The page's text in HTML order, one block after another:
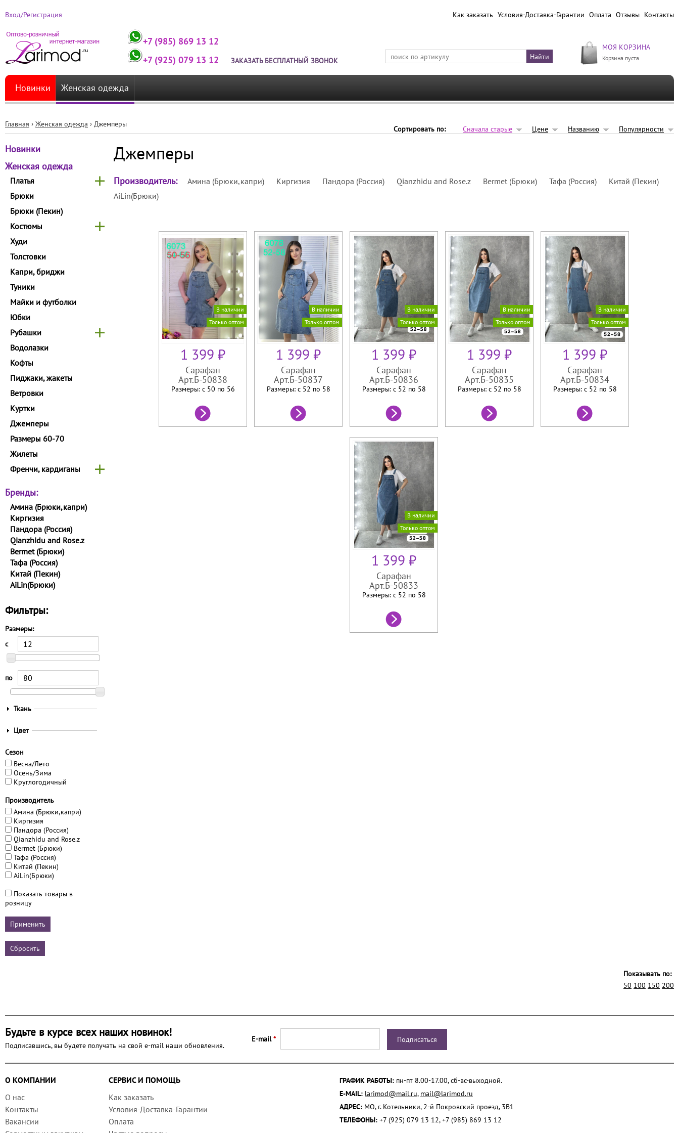
Вход/Регистрация
Как заказать Условия-Доставка-Гарантии Оплата Отзывы Контакты
+7 (985) 869 13 12
+7 (925) 079 13 12
ЗАКАЗАТЬ БЕСПЛАТНЫЙ ЗВОНОК
МОЯ КОРЗИНА
Корзина пуста
Новинки Женская одежда
здесь
Главная › Женская одежда › Джемперы
Новинки
Женская одежда
Платья
Брюки
Брюки (Пекин)
Костюмы
Худи
Толстовки
Капри, бриджи
Туники
Майки и футболки
Юбки
Рубашки
Водолазки
Кофты
Пиджаки, жакеты
Ветровки
Куртки
Джемперы
Размеры 60-70
Жилеты
Френчи, кардиганы
Бренды:
Амина (Брюки,капри)
Киргизия
Пандора (Россия)
Qianzhidu and Rose.z
Bermet (Брюки)
Тафа (Россия)
Китай (Пекин)
AiLin(Брюки)
Фильтры:
Размеры:
с
по
П
к
а
т
ь
Ткань
П
к
з
а
т
Цвет
Сезон
Весна/Лето
Осень/Зима
Круглогодичный
Производитель
Амина (Брюки,капри)
Киргизия
Пандора (Россия)
Qianzhidu and Rose.z
Bermet (Брюки)
Тафа (Россия)
Китай (Пекин)
AiLin(Брюки)
Показать товары в
розницу
Сортировать по: Сначала старые Цене Названию Популярности
Показывать по:
50 100 150 200
Джемперы
Производитель: Амина (Брюки,капри) Киргизия Пандора (Россия) Qianzhidu and Rose.z Bermet (Брюки) Тафа (Россия)
Китай (Пекин)
AiLin(Брюки)
В наличии
Только оптом
1 399 ₽
Сарафан
Арт.Б-50838
Размеры: с 50 по 56
В наличии
Только оптом
1 399 ₽
Сарафан
Арт.Б-50837
Размеры: с 52 по 58
В наличии
Только оптом
1 399 ₽
Сарафан
Арт.Б-50836
Размеры: с 52 по 58
В наличии
Только оптом
1 399 ₽
Сарафан
Арт.Б-50835
Размеры: с 52 по 58
В наличии
Только оптом
1 399 ₽
Сарафан
Арт.Б-50834
Размеры: с 52 по 58
В наличии
Только оптом
1 399 ₽
Сарафан
Арт.Б-50833
Размеры: с 52 по 58
Будьте в курсе всех наших новинок!
Подписавшись, вы будете получать на свой e-mail наши обновления.
E-mail*
О КОМПАНИИ
СЕРВИС И ПОМОЩЬ
О нас
Контакты
Вакансии
Как заказать
Условия-Доставка-Гарантии
Оплата
ГРАФИК РАБОТЫ: пн-пт 8.00-17.00, сб-вс-выходной.
E-MAIL: larimod@mail.ru, mail@larimod.ru
АДРЕС: МО, г. Котельники, 2-й Покровский проезд, 3В1
ТЕЛЕФОНЫ: +7 (925) 079 13 12, +7 (985) 869 13 12